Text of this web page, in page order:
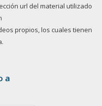
url del material utilizado
propios, los cuales tienen
a